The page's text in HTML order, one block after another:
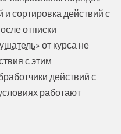
и сортировка действий с
отписки
» от курса не
с этим
действий с
работают